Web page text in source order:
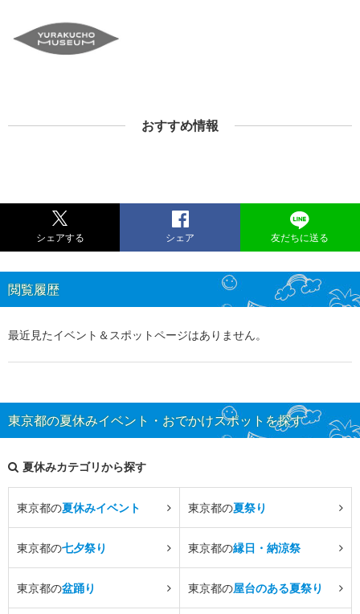
おすすめ情報
シェアする シェア 友だちに送る
閲覧履歴
最近見たイベント＆スポットページはありません。
東京都の夏休みイベント・おでかけスポットを探す
夏休みカテゴリから探す
東京都の夏休みイベント 東京都の夏祭り
東京都の七夕祭り 東京都の縁日・納涼祭
東京都の盆踊り 東京都の屋台のある夏祭り